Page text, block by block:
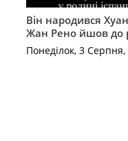
Він народився
Жан Рено йшов до
Понеділок, 3 Серпня,